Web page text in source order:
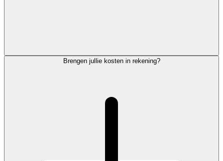
Brengen jullie kosten in rekening?